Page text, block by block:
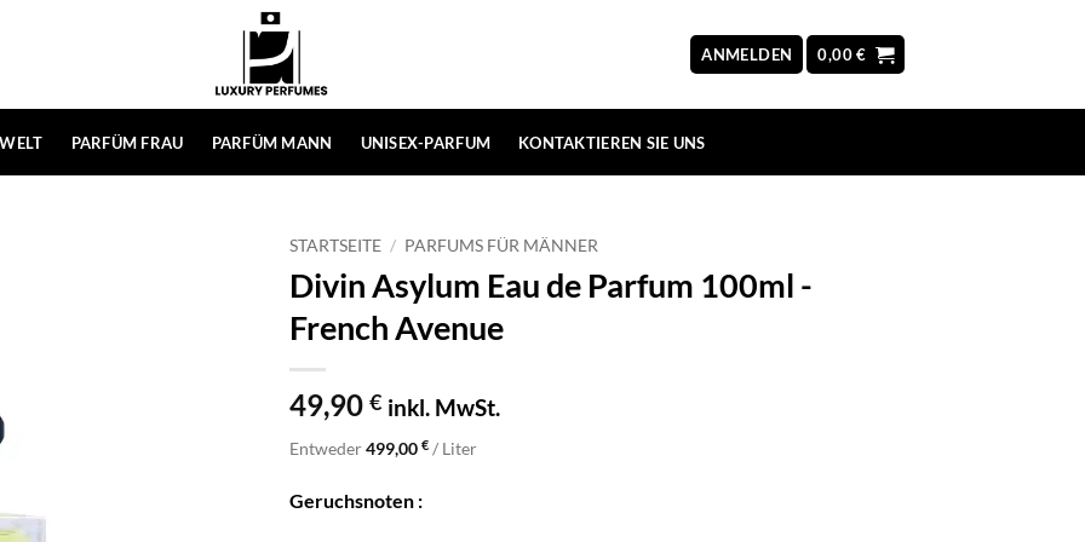
ANMELDEN 0,00€
PARFÜM FRAU PARFÜM MANN UNISEX-PARFUM KONTAKTIEREN SIE UNS
STARTSEITE / PARFUMS FÜR MÄNNER
Divin Asylum Eau de Parfum 100ml -
French Avenue
49,90 € inkl. MwSt.
Entweder499,00 € / Liter
Geruchsnoten :